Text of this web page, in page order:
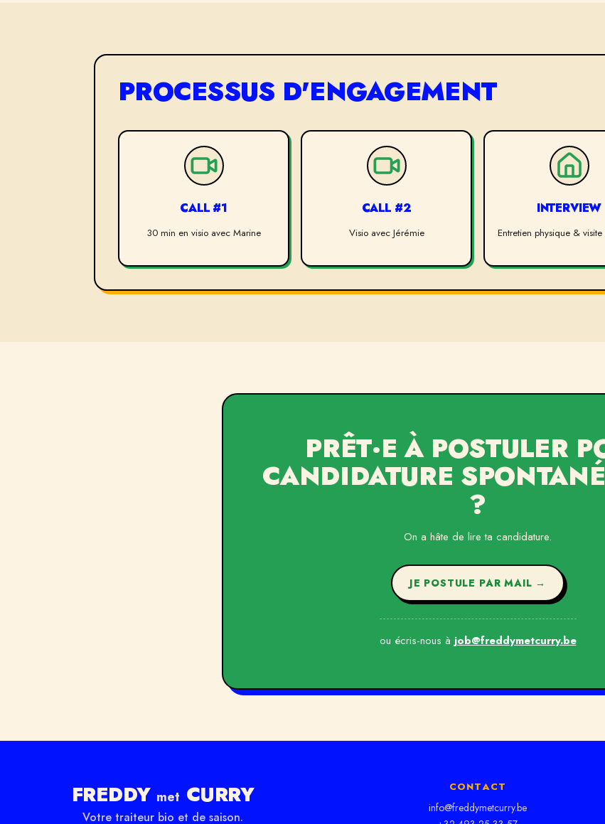
PROCESSUS D'ENGAGEMENT
CALL #1
30 min en visio avec Marine
CALL #2
Visio avec Jérémie
INTERVIEW
Entretien physique &
PRÊT·E À POSTULER
CANDIDATURE
?
On a hâte de lire ta candidature.
JE POSTULE PAR MAIL →
ou écris-nous àjob@freddymetcurry.be
FREDDY met CURRY
Votre traiteur bio et de saison.
CONTACT
info@freddymetcurry.be